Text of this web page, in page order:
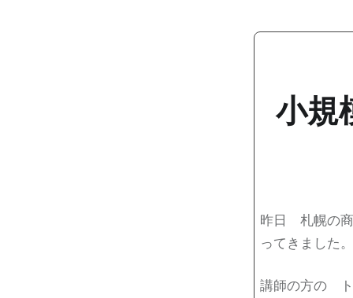
小規
昨日 札幌の商
ってきました。
講師の方の ト